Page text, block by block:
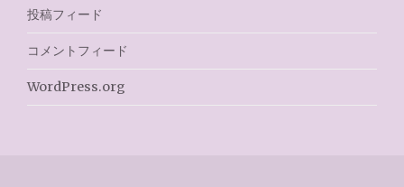
投稿フィード
コメントフィード
WordPress.org